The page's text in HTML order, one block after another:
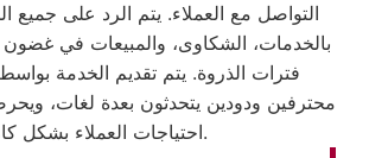
التواصل مع العملاء. يتم الرد على جميع
فترات الذروة. يتم تقديم الخدمة
محترفين ودودين يتحدثون بعدة لغات،
احتياجات العملاء بشكل كامل.